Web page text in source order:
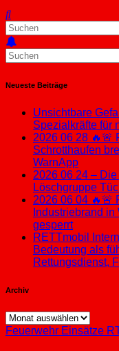
Neueste Beiträge
Unsichtbare
Spezialkräfte für
2026 06 28 🔥🚨
Schrotthaufen
WarnApp
2026 06 24 –
Löschgruppe
2026 06 04 🔥🚨
Industriebrand
gesperrt
RETTmobil
Bedeutung als
Rettungsdienst,
Archiv
Archiv
Feuerwehr Einsätze